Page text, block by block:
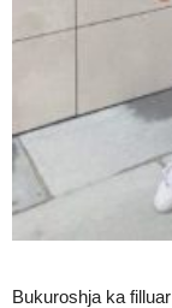
Bukuroshja ka